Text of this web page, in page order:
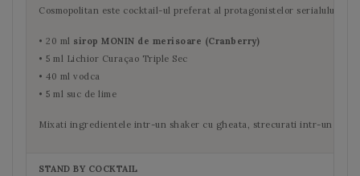
Cosmopolitan este cocktail-ul preferat al protagonistelor serialului
• 20 ml sirop MONIN de merisoare (Cranberry)
• 5 ml Lichior Curaçao Triple Sec
• 40 ml vodca
• 5 ml suc de lime
Mixati ingredientele intr-un shaker cu gheata, strecurati intr-un
STAND BY COCKTAIL